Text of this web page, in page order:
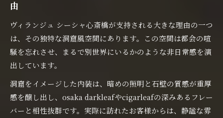
由
ヴィランジュ シーシャ心斎橋が支持される大きな理由の一つ
は、その独特な洞窟風空間にあります。この空間は都会の喧
騒を忘れさせ、まるで別世界にいるかのような非日常感を演
出しています。
洞窟をイメージした内装は、暗めの照明と石壁の質感が重厚
感を醸し出し、osaka darkleafやcigarleafの深みあるフレー
バーと相性抜群です。実際に訪れたお客様からは、静謐な雰